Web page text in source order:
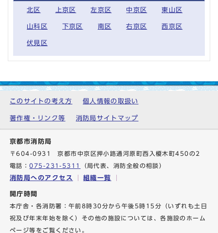
北区 上京区 左京区 中京区 東山区
山科区 下京区 南区 右京区 西京区
伏見区
このサイトの考え方 個人情報の取扱い
著作権・リンク等 消防局サイトマップ
京都市消防局
〒604-0931 京都市中京区押小路通河原町西入榎木町450の2
電話：075-231-5311 （局代表、消防全般の相談）
消防局へのアクセス 組織一覧
開庁時間
本庁舎・各消防署：午前8時30分から午後5時15分（いずれも土日
祝及び年末年始を除く）その他の施設については、各施設のホーム
ページ等をご覧ください。